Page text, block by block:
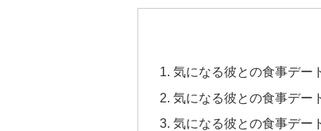
気になる彼との食事デー
気になる彼との食事デー
気になる彼との食事デー